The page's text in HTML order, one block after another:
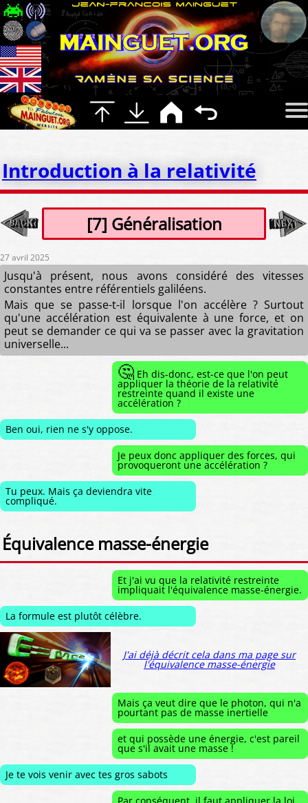
Introduction à la relativité
[7] Généralisation
27 avril 2025
Jusqu'à présent, nous avons considéré des vitesses
constantes entre référentiels galiléens.
Mais que se passe-t-il lorsque l'on accélère ? Surtout
qu'une accélération est équivalente à une force, et on
peut se demander ce qui va se passer avec la gravitation
universelle...
🤔 Eh dis-donc, est-ce que l'on peut
appliquer la théorie de la relativité
restreinte quand il existe une
accélération ?
Ben oui, rien ne s'y oppose.
Je peux donc appliquer des forces, qui
provoqueront une accélération ?
Tu peux. Mais ça deviendra vite
compliqué.
Équivalence masse-énergie
Et j'ai vu que la relativité restreinte
impliquait l'équivalence masse-énergie.
La formule est plutôt célèbre.
J'ai déjà décrit cela dans ma page sur
l'équivalence masse-énergie
Mais ça veut dire que le photon, qui n'a
pourtant pas de masse inertielle
et qui possède une énergie, c'est pareil
que s'il avait une masse !
Je te vois venir avec tes gros sabots